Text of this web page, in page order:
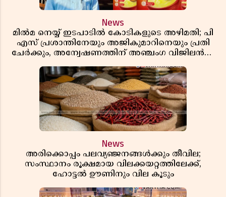
News
മിൽമ നെയ്യ് ഇടപാടിൽ കോടികളുടെ അഴിമതി; പി
എസ് പ്രശാന്തിനേയും അജികുമാറിനെയും പ്രതി
ചേർക്കും, അന്വേഷണത്തിന് അഞ്ചംഗ വിജിലൻസ്
News
അരിക്കൊപ്പം പലവ്യഞ്ജനങ്ങൾക്കും തീവില;
സംസ്ഥാനം രൂക്ഷമായ വിലക്കയറ്റത്തിലേക്ക്,
ഹോട്ടൽ ഊണിനും വില കൂടും